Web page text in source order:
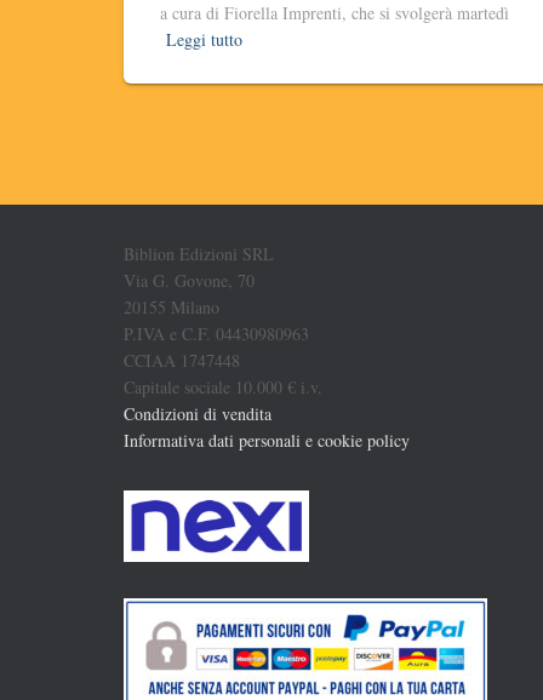
a cura di Fiorella Imprenti, che si svolgerà martedì
Leggi tutto
Biblion Edizioni SRL
Via G. Govone, 70
20155 Milano
P.IVA e C.F. 04430980963
CCIAA 1747448
Capitale sociale 10.000 € i.v.
Condizioni di vendita
Informativa dati personali e cookie policy